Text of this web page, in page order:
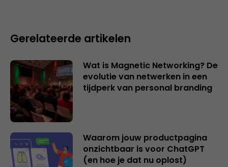
Gerelateerde artikelen
Wat is Magnetic Networking? De
evolutie van netwerken in een
tijdperk van personal branding
Waarom jouw productpagina
onzichtbaar is voor ChatGPT
(en hoe je dat nu oplost)